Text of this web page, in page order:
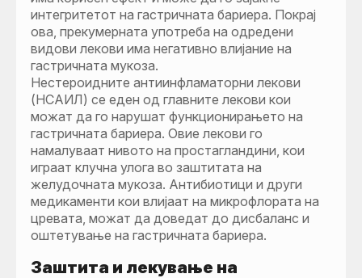
интегритетот на гастричната бариера. Покрај
ова, прекумерната употреба на одредени
видови лекови има негативно влијание на
гастричната мукоза.
Нестероидните антиинфламаторни лекови
(НСАИЛ) се еден од главните лекови кои
можат да го нарушат функционирањето на
гастричната бариера. Овие лекови го
намалуваат нивото на простагландини, кои
играат клучна улога во заштитата на
желудочната мукоза. Антибиотици и други
медикаменти кои влијаат на микрофлората на
цревата, можат да доведат до дисбаланс и
оштетување на гастричната бариера.
Заштита и лекување на